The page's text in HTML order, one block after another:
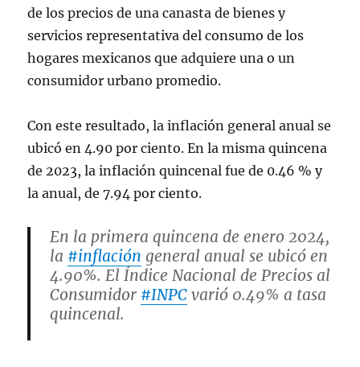
de los precios de una canasta de bienes y
servicios representativa del consumo de los
hogares mexicanos que adquiere una o un
consumidor urbano promedio.
Con este resultado, la inflación general anual se
ubicó en 4.90 por ciento. En la misma quincena
de 2023, la inflación quincenal fue de 0.46 % y
la anual, de 7.94 por ciento.
En la primera quincena de enero 2024,
la #inflación general anual se ubicó en
4.90%. El Índice Nacional de Precios al
Consumidor #INPC varió 0.49% a tasa
quincenal.